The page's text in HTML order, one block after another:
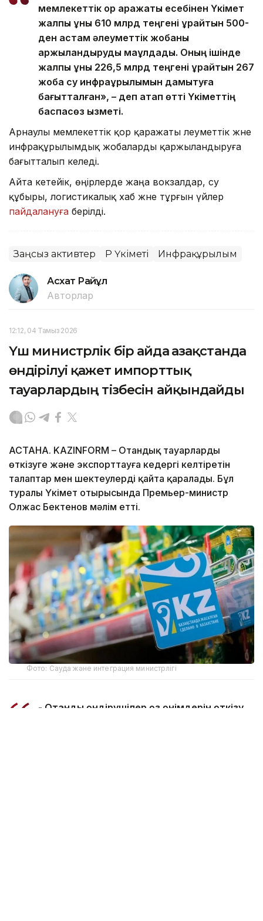
мемлекеттік қор қаражаты есебінен Үкімет
жалпы құны 610 млрд теңгені құрайтын 500-
ден астам әлеуметтік жобаны
қаржыландыруды мақұлдады. Оның ішінде
жалпы құны 226,5 млрд теңгені құрайтын 267
жоба су инфрақұрылымын дамытуға
бағытталған», – деп атап өтті Үкіметтің
баспасөз қызметі.
Арнаулы мемлекеттік қор қаражаты әлеуметтік және
инфрақұрылымдық жобаларды қаржыландыруға
бағытталып келеді.
Айта кетейік, өңірлерде жаңа вокзалдар, су
құбыры, логистикалық хаб және тұрғын үйлер
пайдалануға берілді.
Заңсыз активтер ҚР Үкіметі Инфрақұрылым
Асхат Райқұл
Авторлар
12:12, 04 Тамыз 2026
Үш министрлік бір айда Қазақстанда
өндірілуі қажет импорттық
тауарлардың тізбесін айқындайды
АСТАНА. KAZINFORM – Отандық тауарларды
өткізуге және экспорттауға кедергі келтіретін
талаптар мен шектеулерді қайта қаралады. Бұл
туралы Үкімет отырысында Премьер-министр
Олжас Бектенов мәлім етті.
Фото: Сауда және интеграция министрлігі
- Отандық өндірушілер өз өнімдерін өткізу